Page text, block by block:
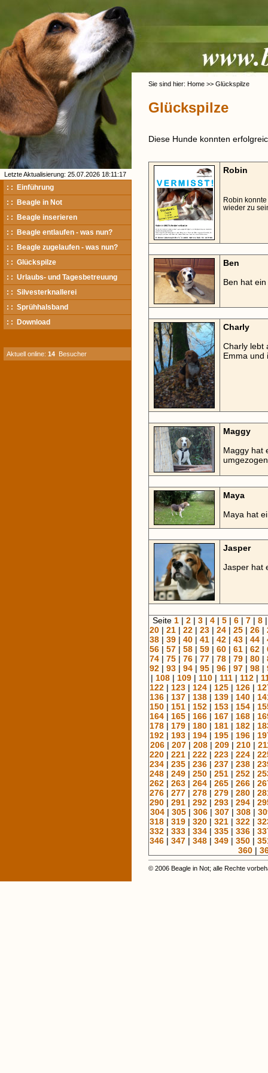
Letzte Aktualisierung: 25.07.2026 18:11:17
: : Einführung
: : Beagle in Not
: : Beagle inserieren
: : Beagle entlaufen - was nun?
: : Beagle zugelaufen - was nun?
: : Glückspilze
: : Urlaubs- und Tagesbetreuung
: : Silvesterknallerei
: : Sprühhalsband
: : Download
Aktuell online: 14 Besucher
Sie sind hier: Home >> Glückspilze
Glückspilze
Diese Hunde konnten
Robin
Robin
wieder zu
Ben
Ben hat
Charly
Charly lebt
Emma und
Maggy
Maggy hat
Maya
Maya hat
Jasper
Jasper hat
Seite 1| 2| 3| 4| 5| 6| 7| 8
20 | 21 | 22 | 23 | 24 | 25 | 26 |
38 | 39 | 40 | 41 | 42 | 43 | 44 |
56 | 57 | 58 | 59 | 60 | 61 | 62 |
74 | 75 | 76 | 77 | 78 | 79 | 80 |
92 | 93 | 94 | 95 | 96 | 97 | 98 |
| 108| 109| 110| 111| 112|
122 | 123 | 124 | 125 | 126 |
136 | 137 | 138 | 139 | 140 |
150 | 151 | 152 | 153 | 154 |
164 | 165 | 166 | 167 | 168 |
178 | 179 | 180 | 181 | 182 |
192 | 193 | 194 | 195 | 196 |
206| 207| 208| 209| 210|
220 | 221 | 222 | 223 | 224 |
234 | 235 | 236 | 237 | 238 |
248 | 249 | 250 | 251 | 252 |
262 | 263 | 264 | 265 | 266 |
276 | 277 | 278 | 279 | 280 |
290 | 291 | 292 | 293 | 294 |
304| 305| 306| 307| 308|
318 | 319 | 320 | 321 | 322 |
332 | 333 | 334 | 335 | 336 |
346 | 347 | 348 | 349 | 350 |
360 |
© 2006 Beagle in Not; alle Rechte